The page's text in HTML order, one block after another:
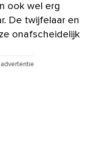
ook wel erg
De twijfelaar en
onafscheidelijk